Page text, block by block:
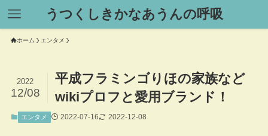
うつくしきかなあうんの呼吸
ホーム エンタメ
平成フラミンゴりほの家族など
wikiプロフと愛用ブランド！
2022
12/08
エンタメ 2022-07-16 2022-12-08